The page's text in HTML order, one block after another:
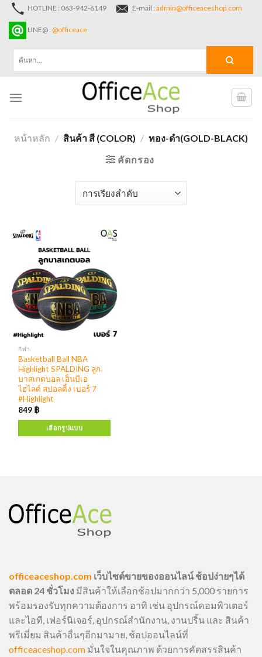
Skip
content
HOTLINE : 063-942-6149 E-mail : admin@officeaceshop.com
LINE@ : @officeace
หน้าหลัก / สินค้า สี (COLOR) / ทอง-ดำ(GOLD-BLACK)
คัดกรอง
กีฬา
Basketball Ball NBA
Highlight SPALDING ลูก
บาสเกตบอล เอ็นบีเอ
ไฮไลต์ สปอลดิ้ง เบอร์ 7
#Highlight
849 ฿
เลือกรูปแบบ
officeaceshop.com เว็บไซต์ขายของออนไลน์ ช้อปง่ายๆได้
ตลอด 24 ชั่วโมง มีสินค้าให้เลือกช้อปมากกว่า 5,000 รายการ
พร้อมรองรับทุกความต้องการ อาทิ เช่น อุปกรณ์คอมพิวเตอร์
และไอที, เฟอร์นิเจอร์, อุปกรณ์สำนักงาน, งานปริ้น และ สินค้า
พรีเมี่ยม สินค้าอื่นๆอีกมามาย, ช้อปออนไลน์ที่
officeaceshop.com มั่นใจในคุณภาพ ด้วยการคัดสรรสินค้า